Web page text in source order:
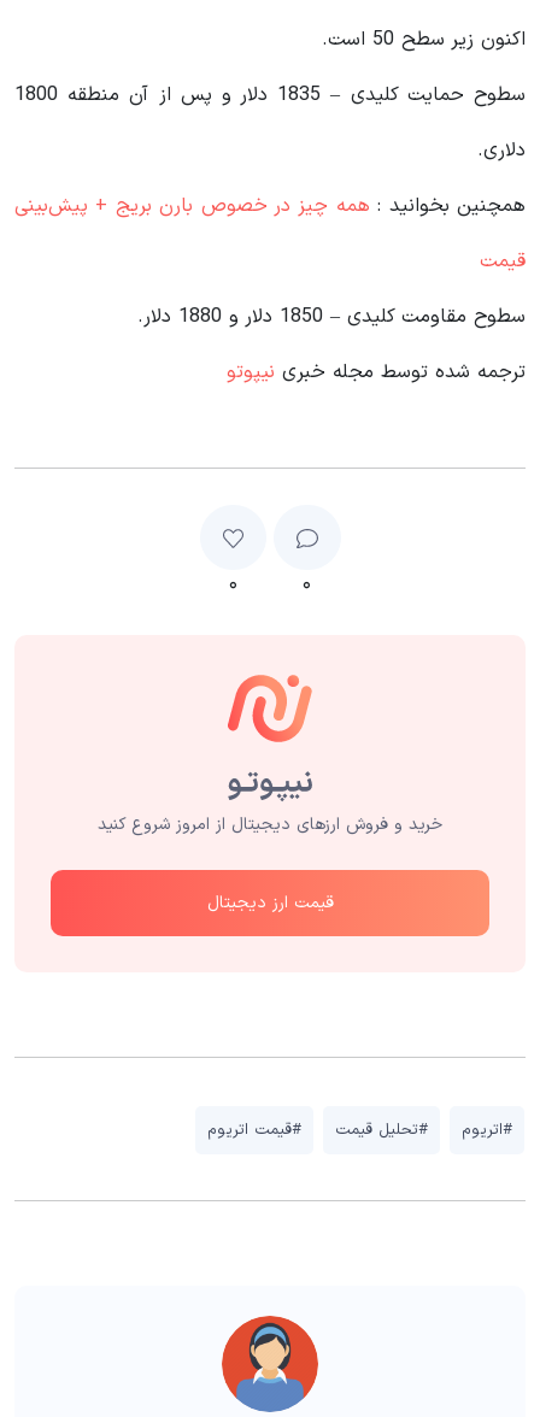
اکنون زیر سطح 50 است.
سطوح حمایت کلیدی – 1835 دلار و پس از آن منطقه 1800
دلاری.
همچنین بخوانید : همه چیز در خصوص بارن بریج + پیش‌بینی
قیمت
سطوح مقاومت کلیدی – 1850 دلار و 1880 دلار.
ترجمه شده توسط مجله خبری نیپوتو
۰ ۰
خرید و فروش ارزهای دیجیتال از امروز شروع کنید
قیمت ارز دیجیتال
#اتریوم #تحلیل قیمت #قیمت اتریوم